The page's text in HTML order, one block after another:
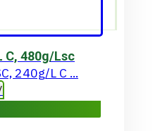
С, 480g/Lsc
240g/L С ...